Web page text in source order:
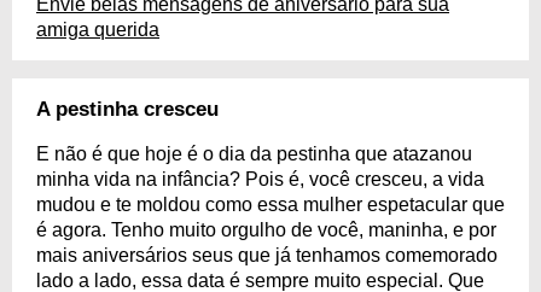
Envie belas mensagens de aniversário para sua
amiga querida
A pestinha cresceu
E não é que hoje é o dia da pestinha que atazanou
minha vida na infância? Pois é, você cresceu, a vida
mudou e te moldou como essa mulher espetacular que
é agora. Tenho muito orgulho de você, maninha, e por
mais aniversários seus que já tenhamos comemorado
lado a lado, essa data é sempre muito especial. Que